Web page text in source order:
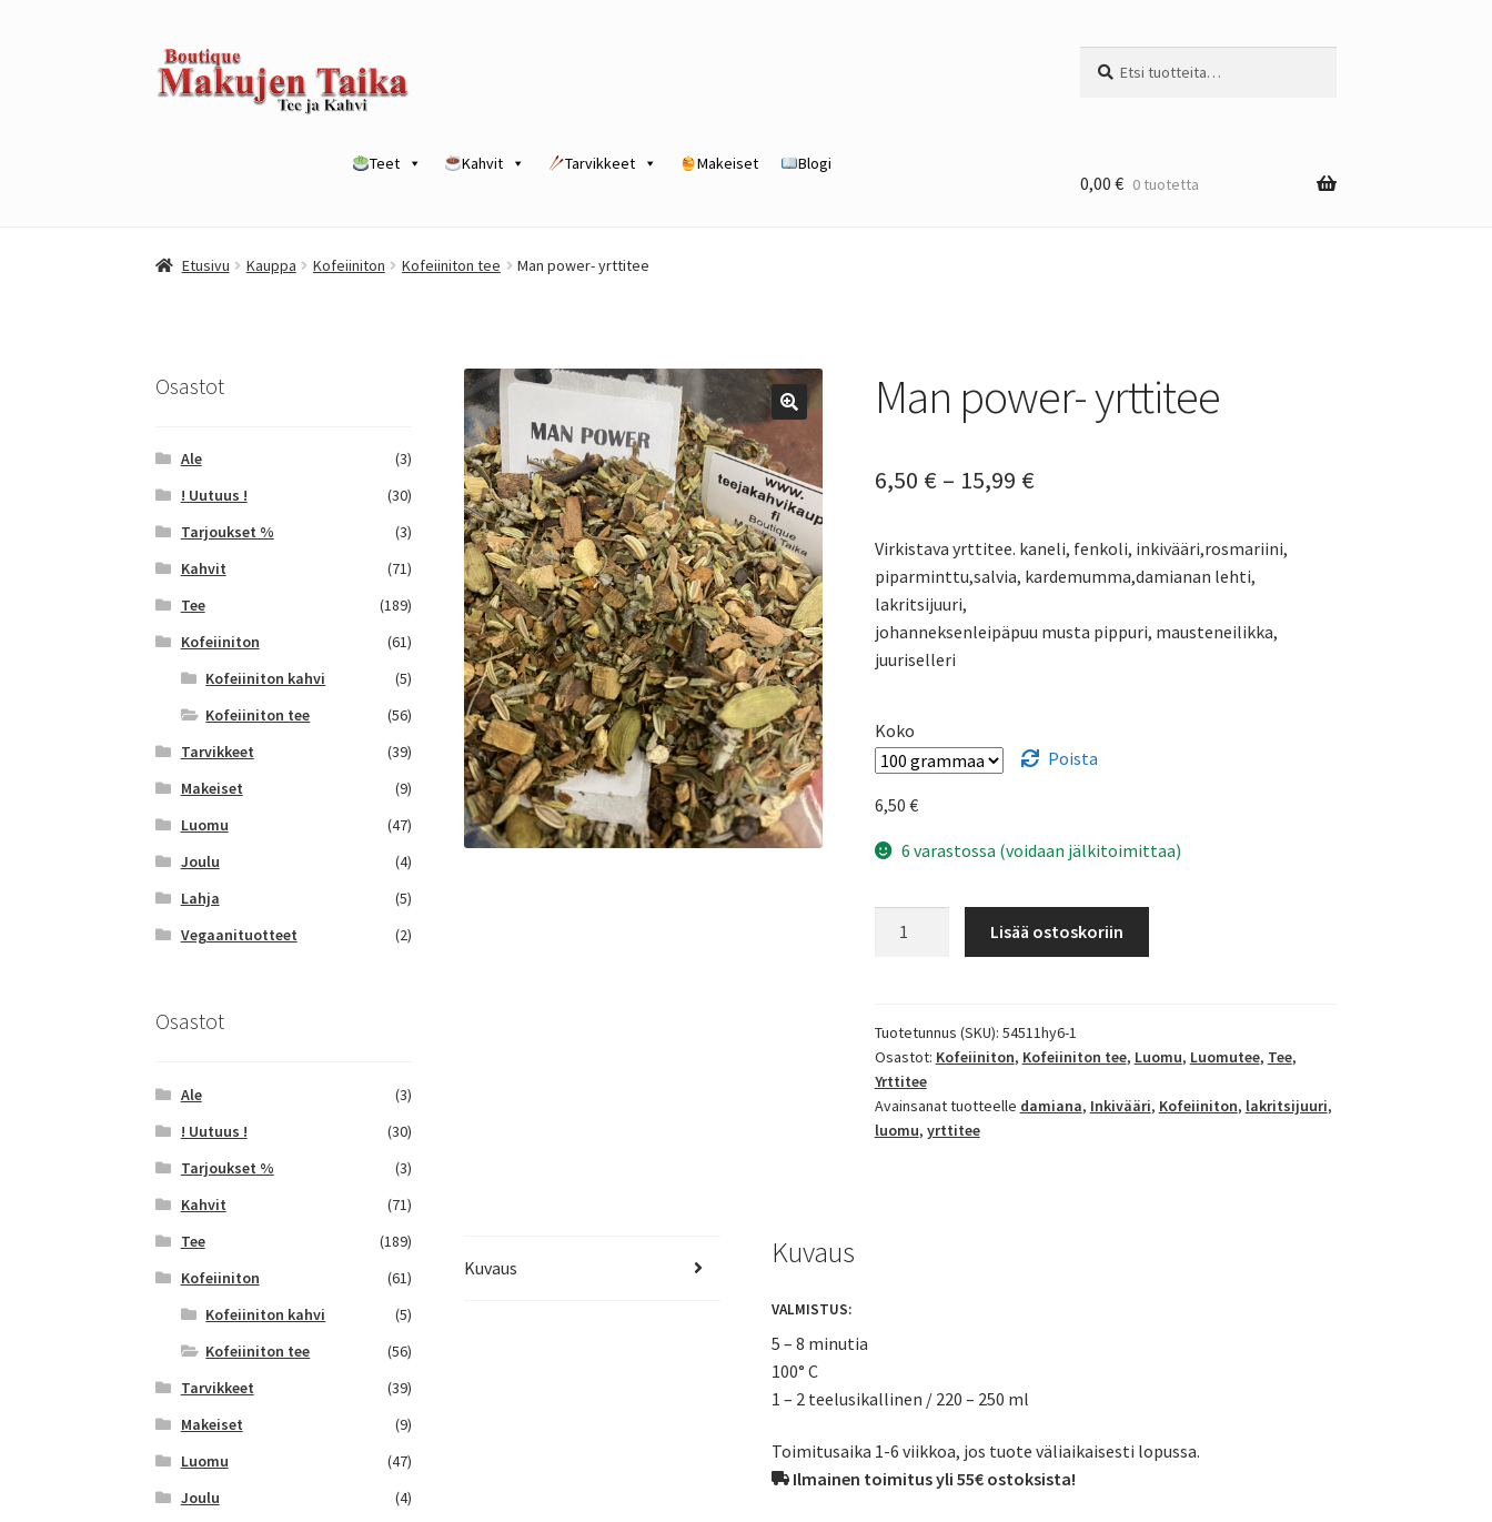
Siirry
navigointiin
Siirry
sisältöön
Teet Kahvit Tarvikkeet Makeiset Blogi
Yrityksille
0,00 € 0 tuotetta
Etusivu Kauppa Kofeiiniton Kofeiiniton tee Man power- yrttitee
Man power- yrttitee
6,50 € – 15,99 €Hintaluokka:
-
Virkistava yrttitee. kaneli, fenkoli, inkivääri,rosmariini,
piparminttu,salvia, kardemumma,damianan lehti,
lakritsijuuri,
johanneksenleipäpuu musta pippuri, mausteneilikka,
juuriselleri
Koko
Poista
6,50 €
6 varastossa (voidaan jälkitoimittaa)
Lisää ostoskoriin
Tuotetunnus (SKU): 54511hy6-1
Osastot: Kofeiiniton, Kofeiiniton tee, Luomu, Luomutee, Tee,
Yrttitee
Avainsanat tuotteelle damiana, Inkivääri, Kofeiiniton, lakritsijuuri,
luomu, yrttitee
Kuvaus Kuvaus
VALMISTUS:
5 – 8 minutia
100° C
1 – 2 teelusikallinen / 220 – 250 ml
Toimitusaika 1-6 viikkoa, jos tuote väliaikaisesti lopussa.
Ilmainen toimitus yli 55€ ostoksista!
Osastot
Ale
(3)
! Uutuus !
(30)
Tarjoukset %
(3)
Kahvit
(71)
Tee
(189)
Kofeiiniton
(61)
Kofeiiniton kahvi
(5)
Kofeiiniton tee
(56)
Tarvikkeet
(39)
Makeiset
(9)
Luomu
(47)
Joulu
(4)
Lahja
(5)
Vegaanituotteet
(2)
Osastot
Ale
(3)
! Uutuus !
(30)
Tarjoukset %
(3)
Kahvit
(71)
Tee
(189)
Kofeiiniton
(61)
Kofeiiniton kahvi
(5)
Kofeiiniton tee
(56)
Tarvikkeet
(39)
Makeiset
(9)
Luomu
(47)
Joulu
(4)